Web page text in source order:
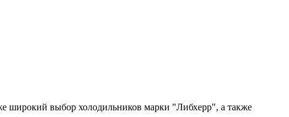
широкий выбор холодильников марки "Либхерр", а также